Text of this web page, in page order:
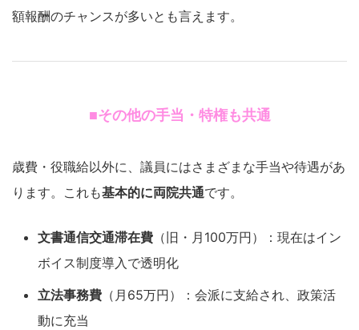
額報酬のチャンスが多いとも言えます。
■その他の手当・特権も共通
歳費・役職給以外に、議員にはさまざまな手当や待遇があ
ります。これも基本的に両院共通です。
文書通信交通滞在費 （旧・月100万円）：現在はイン
ボイス制度導入で透明化
立法事務費 （月65万円）：会派に支給され、政策活
動に充当